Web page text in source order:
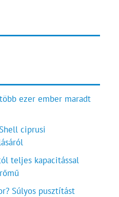
ezer ember maradt
ciprusi
teljes kapacitással
Súlyos pusztítást